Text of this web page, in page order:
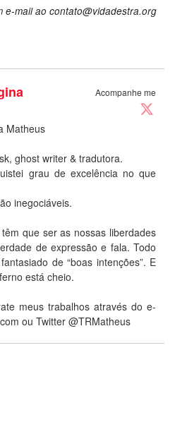
e-mail ao contato@vidadestra.org
Acompanhe me
Matheus
ghost writer & tradutora.
grau de excelência no que
inegociáveis.
que ser as nossas liberdades
de expressão e fala. Todo
de “boas intenções”. E
está cheio.
meus trabalhos através do e-
ou Twitter @TRMatheus